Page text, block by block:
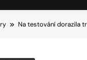
Na testování dorazila